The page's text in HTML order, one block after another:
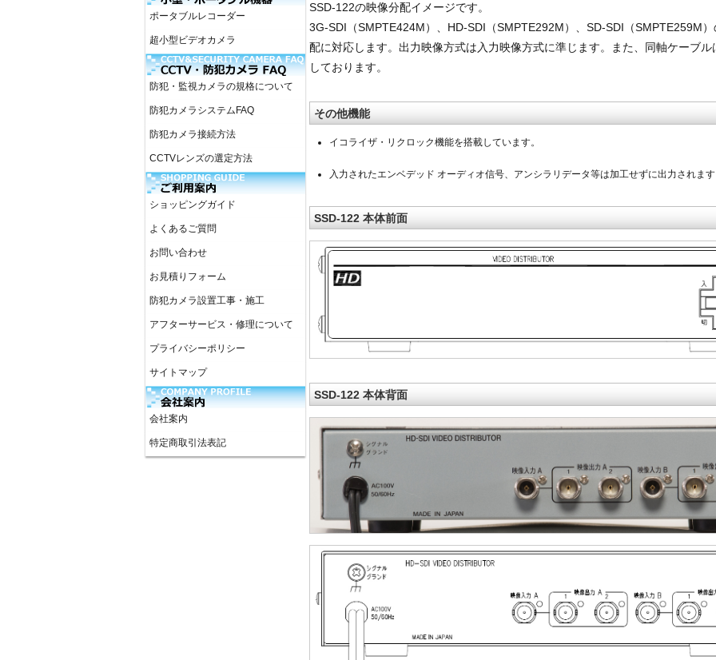
SSD-122の映像分配イメージです。
3G-SDI（SMPTE424M）、HD-SDI（SMPTE292M）、SD-SDI（SMPTE259M
配に対応します。出力映像方式は入力映像方式に準じます。また、同軸ケーブ
しております。
その他機能
イコライザ・リクロック機能を搭載しています。
入力されたエンベデッド オーディオ信号、アンシラリデータ等は加工せずに出力されま
SSD-122 本体前面
SSD-122 本体背面
ポータブルレコーダー
超小型ビデオカメラ
防犯・監視カメラの規格について
防犯カメラシステムFAQ
防犯カメラ接続方法
CCTVレンズの選定方法
ショッピングガイド
よくあるご質問
お問い合わせ
お見積りフォーム
防犯カメラ設置工事・施工
アフターサービス・修理について
プライバシーポリシー
サイトマップ
会社案内
特定商取引法表記